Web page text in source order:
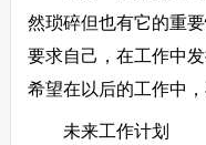
然琐碎但也有它的重
要求自己，在工作中
希望在以后的工作中
未来工作计划